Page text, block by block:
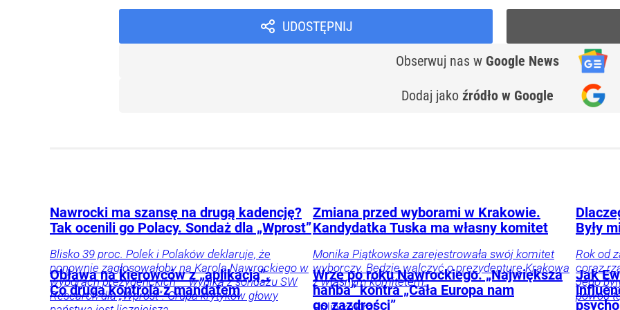
UDOSTĘPNIJ
Obserwuj nas w Google News
Dodaj jako źródło w Google
Nawrocki ma szansę na drugą kadencję?
Tak ocenili go Polacy. Sondaż dla „Wprost”
Blisko 39 proc. Polek i Polaków deklaruje, że
ponownie zagłosowałoby na Karola Nawrockiego w
wyborach prezydenckich – wynika z sondażu SW
Research dla „Wprost”. Grupa krytyków głowy
Zmiana przed wyborami w Krakowie.
Kandydatka Tuska ma własny komitet
Monika Piątkowska zarejestrowała swój komitet
wyborczy. Będzie walczyć o prezydenturę Krakowa
z własnym komitetem.
PolitykaKraj
Były
Rok od
coraz
Jego
powód
Obława na kierowców z „aplikacją”.
Co druga kontrola z mandatem
Wrze po roku Nawrockiego. „Największa
hańba” kontra „Cała Europa nam
go zazdrości”
Jak